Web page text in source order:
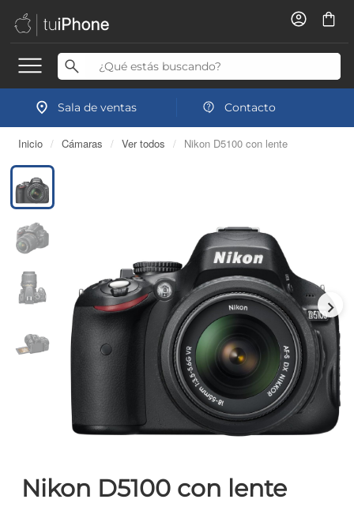
Sala de ventas Contacto
Inicio / Cámaras / Ver todos / Nikon D5100 con lente
Nikon D5100 con lente